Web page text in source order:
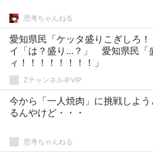
思考ちゃんねる
愛知県民「ケッタ盛りこぎしろ
イ「は？盛り…？」 愛知県民「
ィ！！！！！！！！」
Zチャンネル＠VIP
今から「一人焼肉」に挑戦しよう
るんやけど・・・
思考ちゃんねる